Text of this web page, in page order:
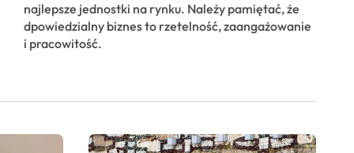
najlepsze jednostki na rynku. Należy pamiętać, że
dpowiedzialny biznes to rzetelność, zaangażowanie
i pracowitość.